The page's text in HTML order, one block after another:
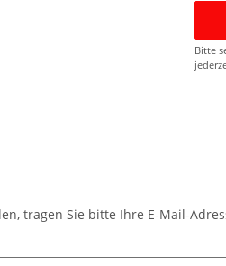
Bitte
tragen Sie bitte Ihre E-Mail-